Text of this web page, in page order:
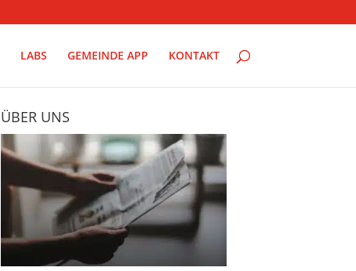
LABS GEMEINDE APP KONTAKT
ÜBER UNS